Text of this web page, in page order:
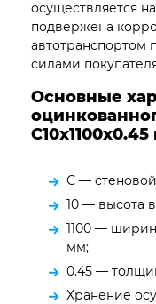
осуществляется
подвержена
автотранспортом
силами
Основные
С10х1100х0.45
С —
10 — высота
1100 —
мм;
0.45 —
Хранение